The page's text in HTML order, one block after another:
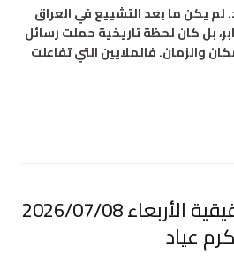
لم يكن ما بعد التشييع في العراق
بل كان لحظة تاريخية حملت رسائل
والزمان. فالملايين التي تفاعلت
وضعية الحرب الحقيقية الأربعاء 2026/07/08
عياد